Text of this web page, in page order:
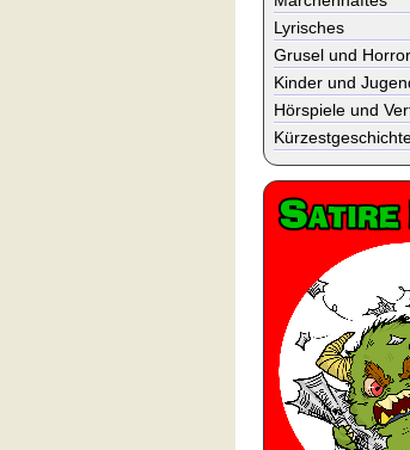
Lyrisches
Grusel und Horror
Kinder und
Hörspiele und